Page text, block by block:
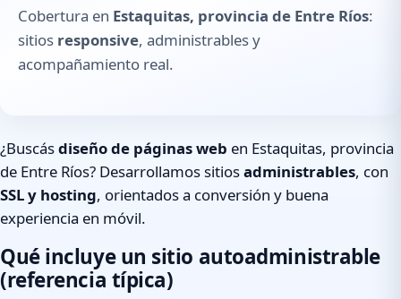
Cobertura en Estaquitas, provincia de Entre Ríos:
sitios responsive, administrables y
acompañamiento real.
¿Buscásdiseño de páginas web en Estaquitas, provincia
de Entre Ríos? Desarrollamos sitiosadministrables, con
SSL y hosting, orientados a conversión y buena
experiencia en móvil.
Qué incluye un sitio autoadministrable
(referencia típica)